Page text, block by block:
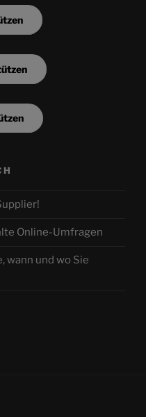
Online-Umfragen
wann und wo Sie